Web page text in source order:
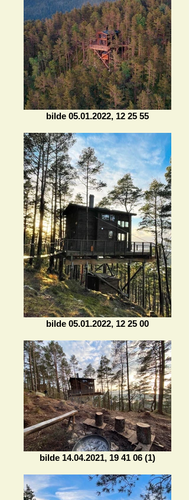
bilde 05.01.2022, 12 25 55
bilde 05.01.2022, 12 25 00
bilde 14.04.2021, 19 41 06 (1)